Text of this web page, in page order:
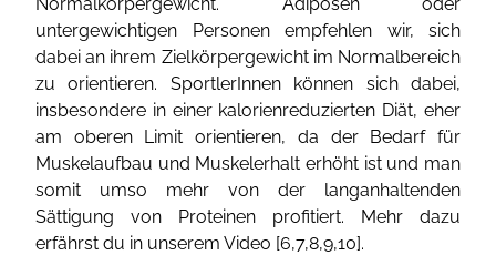
untergewichtigen Personen empfehlen wir, sich
dabei an ihrem Zielkörpergewicht im Normalbereich
zu orientieren. SportlerInnen können sich dabei,
insbesondere in einer kalorienreduzierten Diät, eher
am oberen Limit orientieren, da der Bedarf für
Muskelaufbau und Muskelerhalt erhöht ist und man
somit umso mehr von der langanhaltenden
Sättigung von Proteinen profitiert. Mehr dazu
erfährst du in unserem Video [6,7,8,9,10].